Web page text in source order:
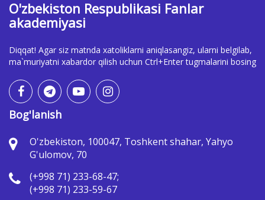
O'zbekiston Respublikasi Fanlar
akademiyasi
Diqqat! Agar siz matnda xatoliklarni aniqlasangiz, ularni belgilab,
ma`muriyatni xabardor qilish uchun Ctrl+Enter tugmalarini bosing
Bog'lanish
O'zbekiston, 100047, Toshkent shahar, Yahyo
G'ulomov, 70
(+998 71) 233-68-47;
(+998 71) 233-59-67